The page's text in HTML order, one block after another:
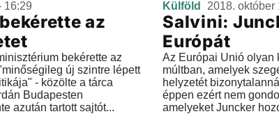
16:29
az
bekérette az
új szintre lépett
- közölte a tárca
Budapesten
azután tartott sajtót...
Külföld 2018. október
Salvini:
Európát
Az Európai Unió olyan
múltban, amelyek
helyzetét
éppen ezért nem
amelyeket Juncker